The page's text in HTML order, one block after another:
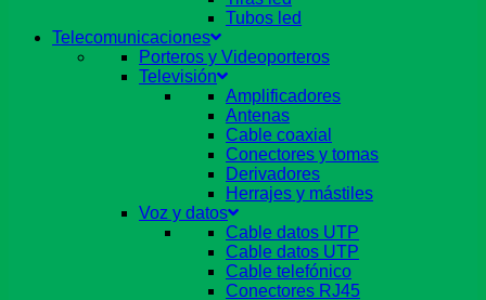
Tubos led
Telecomunicaciones
Porteros y Videoporteros
Televisión
Amplificadores
Antenas
Cable coaxial
Conectores y tomas
Derivadores
Herrajes y mástiles
Voz y datos
Cable datos UTP
Cable datos UTP
Cable telefónico
Conectores RJ45